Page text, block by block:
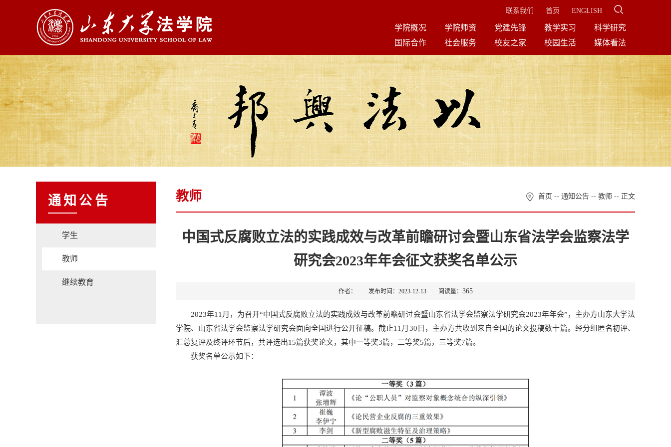
联系我们 首页 ENGLISH
学院概况 学院师资 党建先锋 教学实习
科学研究
国际合作
社会服务 校友之家 校园生活 媒体看法
通知公告
学生
教师
继续教育
教师 首页 -- 通知公告 -- 教师 -- 正文
中国式反腐败立法的实践成效与改革前瞻研讨会暨山东省法学会监察法学
研究会2023年年会征文获奖名单公示
作者： 发布时间：2023-12-13 阅读量： 365
2023年11月，为召开“中国式反腐败立法的实践成效与改革前瞻研讨会暨山东省法学会监察法学研究会2023年年会”，主办方山东大学法
学院、山东省法学会监察法学研究会面向全国进行公开征稿。截止11月30日，主办方共收到来自全国的论文投稿数十篇。经分组匿名初评、
汇总复评及终评环节后，共评选出15篇获奖论文，其中一等奖3篇，二等奖5篇，三等奖7篇。
获奖名单公示如下：